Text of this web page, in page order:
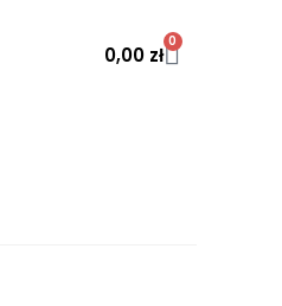
0,00 zł
0